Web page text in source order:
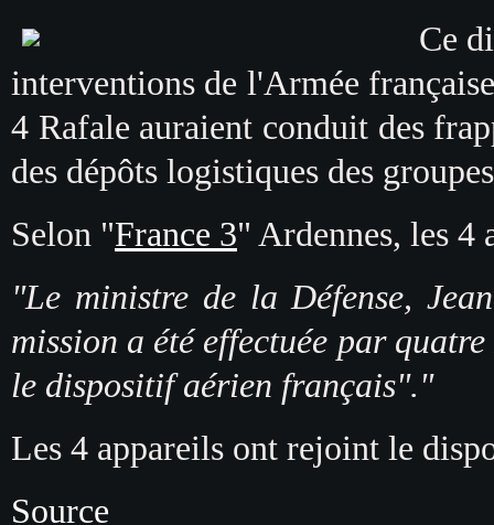
Ce
interventions de l'Armée
4 Rafale auraient conduit des
des dépôts logistiques des
Selon "France 3" Ardennes, les
"Le ministre de la Défense,
mission a été effectuée par
le dispositif aérien français"."
Les 4 appareils ont rejoint le
Source